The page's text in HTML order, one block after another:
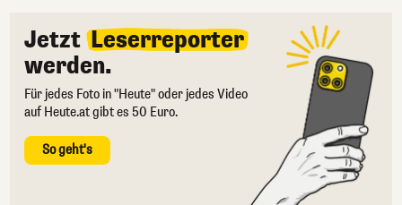
Jetzt Leserreporter
werden.
Für jedes Foto in "Heute" oder jedes Video
auf Heute.at gibt es 50 Euro.
So geht's